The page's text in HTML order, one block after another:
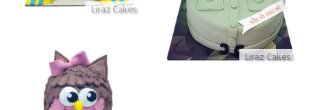
Liraz Cakes
Liraz Cakes
התקשר/י
עוגת חיות ינשוף תלת מימד